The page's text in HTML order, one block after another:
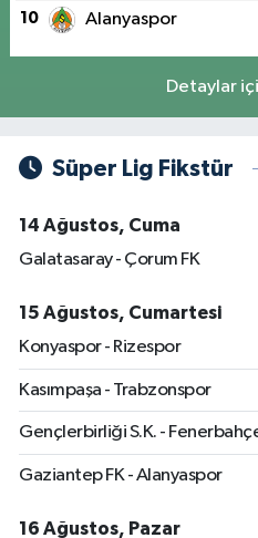
10 Alanyaspor
Detaylar
Süper Lig Fikstür
14 Ağustos, Cuma
Galatasaray - Çorum FK
15 Ağustos, Cumartesi
Konyaspor - Rizespor
Kasımpaşa - Trabzonspor
Gençlerbirliği S.K. -
Gaziantep FK - Alanyaspor
16 Ağustos, Pazar